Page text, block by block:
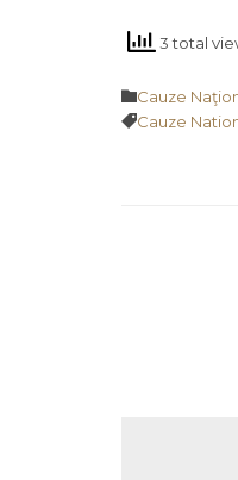
3 total
Category
Cauze
Tags
Cauze